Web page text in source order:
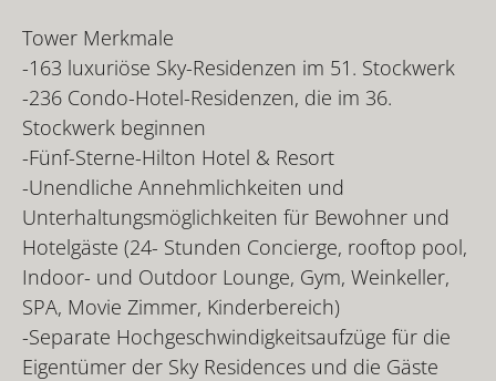
Tower Merkmale
-163 luxuriöse Sky-Residenzen im 51. Stockwerk
-236 Condo-Hotel-Residenzen, die im 36.
Stockwerk beginnen
-Fünf-Sterne-Hilton Hotel & Resort
-Unendliche Annehmlichkeiten und
Unterhaltungsmöglichkeiten für Bewohner und
Hotelgäste (24- Stunden Concierge, rooftop pool,
Indoor- und Outdoor Lounge, Gym, Weinkeller,
SPA, Movie Zimmer, Kinderbereich)
-Separate Hochgeschwindigkeitsaufzüge für die
Eigentümer der Sky Residences und die Gäste